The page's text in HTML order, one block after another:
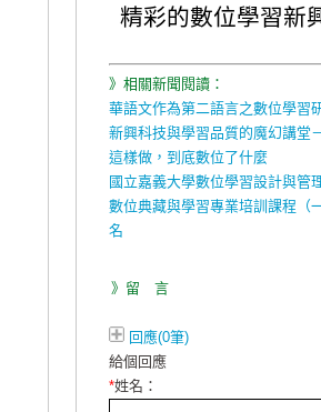
精彩的數位學習新
》相關新聞閱讀：
華語文作為第二語言之數位學習
新興科技與學習品質的魔幻講堂
這樣做，到底數位了什麼
國立嘉義大學數位學習設計與管
數位典藏與學習專業培訓課程（
名
》留 言
回應(0筆)
給個回應
*姓名：